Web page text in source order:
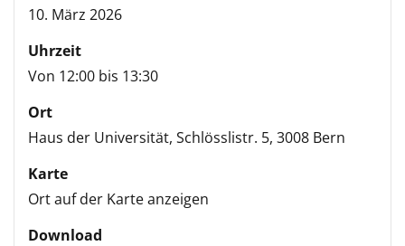
10. März 2026
Uhrzeit
Von 12:00 bis 13:30
Ort
Haus der Universität, Schlösslistr. 5, 3008 Bern
Karte
Ort auf der Karte anzeigen
Download